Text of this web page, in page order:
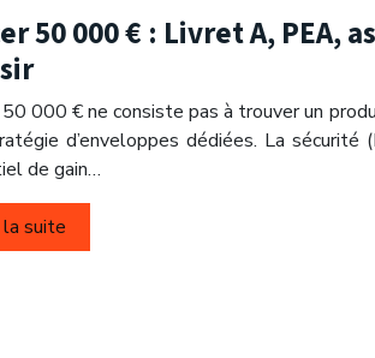
50 000 € : Livret A, PEA,
000 € ne consiste pas à trouver un
d’enveloppes dédiées. La
de gain…
la suite